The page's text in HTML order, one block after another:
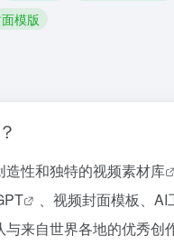
模版
性和独特的视频素材库
、视频封面模板、AI
与来自世界各地的优秀